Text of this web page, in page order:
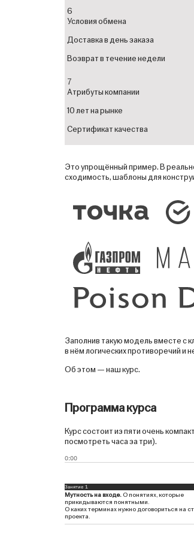
6
Условия обмена
Доставка в день заказа
Возврат в течение недели
7
Атрибуты компании
10 лет на рынке
Сертификат качества
Это упрощённый пример. В
сходимость, шаблоны для
Заполнив такую модель вместе с
в нём логических противоречий
Об этом — наш курс.
Программа курса
Курс состоит из пяти очень
посмотреть часа за три).
0:00
Занятие 1
Мутность на входе.О понятиях, которые
прикидываются понятными.
О каких терминах нужно договориться на
проекта.